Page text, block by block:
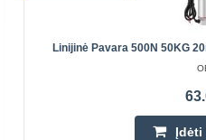
Linijinė Pavara 500N 50KG
Įdėti